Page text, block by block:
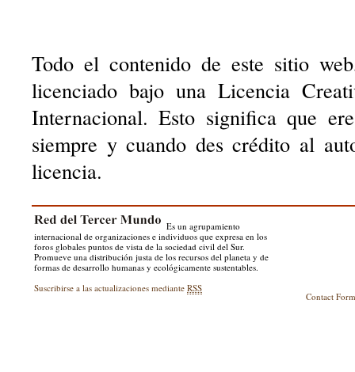
Todo el contenido de este sitio
licenciado bajo una Licencia
Internacional. Esto significa que
siempre y cuando des crédito al
licencia.
Es un agrupamiento
internacional de organizaciones e individuos que expresa en los
foros globales puntos de vista de la sociedad civil del Sur.
Promueve una distribución justa de los recursos del planeta y de
formas de desarrollo humanas y ecológicamente sustentables.
Suscribirse a las actualizaciones medianteRSS
Contact Form